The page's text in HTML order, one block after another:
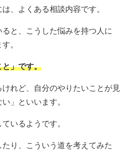
、よくある相談内容です。
と、こうした悩みを持つ人に
。
と」です。
けれど、自分のやりたいことが見
」といいます。
いるようです。
たり、こういう道を考えてみた